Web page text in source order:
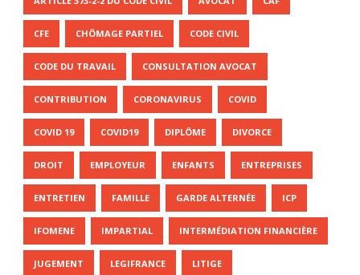
CFE CHÔMAGE PARTIEL CODE CIVIL
CODE DU TRAVAIL CONSULTATION AVOCAT
CONTRIBUTION CORONAVIRUS COVID
COVID 19 COVID19 DIPLÔME DIVORCE
DROIT EMPLOYEUR ENFANTS ENTREPRISES
ENTRETIEN FAMILLE GARDE ALTERNÉE ICP
IFOMENE IMPARTIAL INTERMÉDIATION FINANCIÈRE
JUGEMENT LEGIFRANCE LITIGE